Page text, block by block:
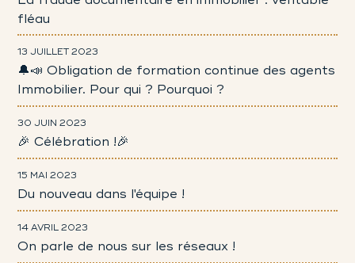
fléau
13 JUILLET 2023
🔔📣 Obligation de formation continue des agents
Immobilier. Pour qui ? Pourquoi ?
30 JUIN 2023
🎉 Célébration !🎉
15 MAI 2023
Du nouveau dans l'équipe !
14 AVRIL 2023
On parle de nous sur les réseaux !